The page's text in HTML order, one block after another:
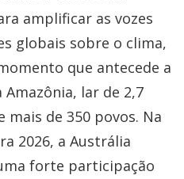
amplificar as vozes
globais sobre o clima,
que antecede a
Amazônia, lar de 2,7
mais de 350 povos. Na
2026, a Austrália
forte participação